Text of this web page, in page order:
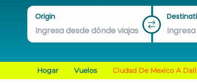
Origin
Hogar Vuelos Ciudad De Mexico A